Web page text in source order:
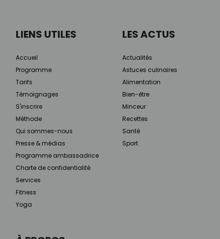
LIENS UTILES
Accueil
Programme
Tarifs
Témoignages
S'inscrire
Méthode
Qui sommes-nous
Presse & médias
Programme ambassadrice
Charte de confidentialité
Services
Fitness
Yoga
LES ACTUS
Actualités
Astuces culinaires
Alimentation
Bien-être
Minceur
Recettes
Santé
Sport